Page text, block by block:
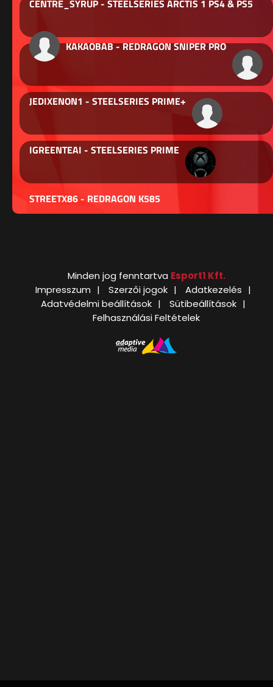
CENTRE_SYRUP - STEELSERIES ARCTIS 1 PS4 & PS5
KAKAOBAB - REDRAGON SNIPER PRO
JEDIXENON1 - STEELSERIES PRIME+
IGREENTEAI - STEELSERIES PRIME
STREETX86 - REDRAGON K585
Minden jog fenntartva Esport1 Kft.
Impresszum
Szerzői jogok
Adatkezelés
Adatvédelmi beállítások
Sütibeállítások
Felhasználási Feltételek